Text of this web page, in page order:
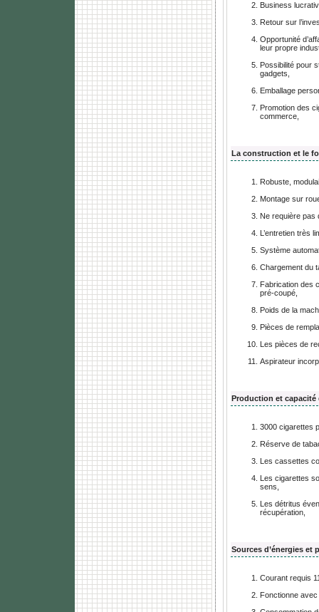
Business
Retour sur
Opportunité
leur propre
Possibilité pour
gadgets,
Emballage
Promotion des
commerce,
La construction et le
Robuste,
Montage sur
Ne requière pas
L’entretien très
Système
Chargement du
Fabrication des
pré-coupé,
Poids de la
Pièces de
Les pièces de
Aspirateur
Production et capacité
3000 cigarettes
Réserve de
Les cassettes
Les cigarettes
sens,
Les détritus
récupération,
Sources d’énergies et
Courant requis
Fonctionne